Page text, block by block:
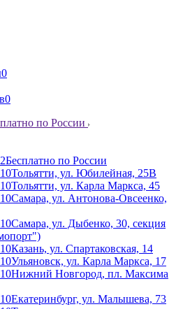
0
0
по России
Бесплатно по России
Тольятти, ул. Юбилейная, 25В
Тольятти, ул. Карла Маркса, 45
Самара, ул. Антонова-Овсеенко,
Самара, ул. Дыбенко, 30, секция
Казань, ул. Спартаковская, 14
Ульяновск, ул. Карла Маркса, 17
Нижний Новгород, пл. Максима
Екатеринбург, ул. Малышева, 73